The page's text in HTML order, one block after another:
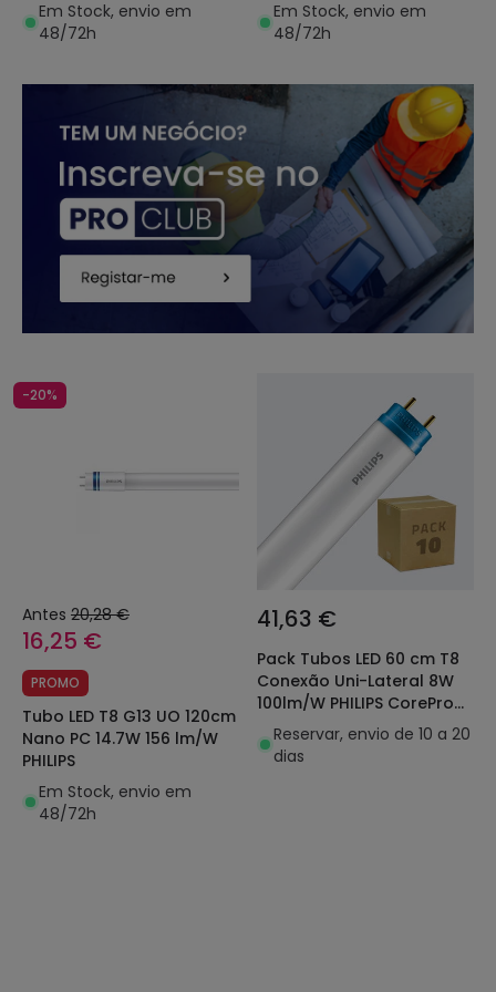
Em Stock, envio em
48/72h
Em Stock, envio em
48/72h
-20%
Antes 20,28 €
16,25 €
PROMO
Tubo LED T8 G13 UO 120cm
Nano PC 14.7W 156 lm/W
PHILIPS
Em Stock, envio em
48/72h
41,63 €
Pack Tubos LED 60 cm T8
Conexão Uni-Lateral 8W
100lm/W PHILIPS CorePro
(10 un)
Reservar, envio de 10 a 20
dias